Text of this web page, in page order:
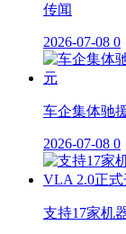
传闻
2026-07-08 0
车企集体驰
2026-07-08 0
支持17家机